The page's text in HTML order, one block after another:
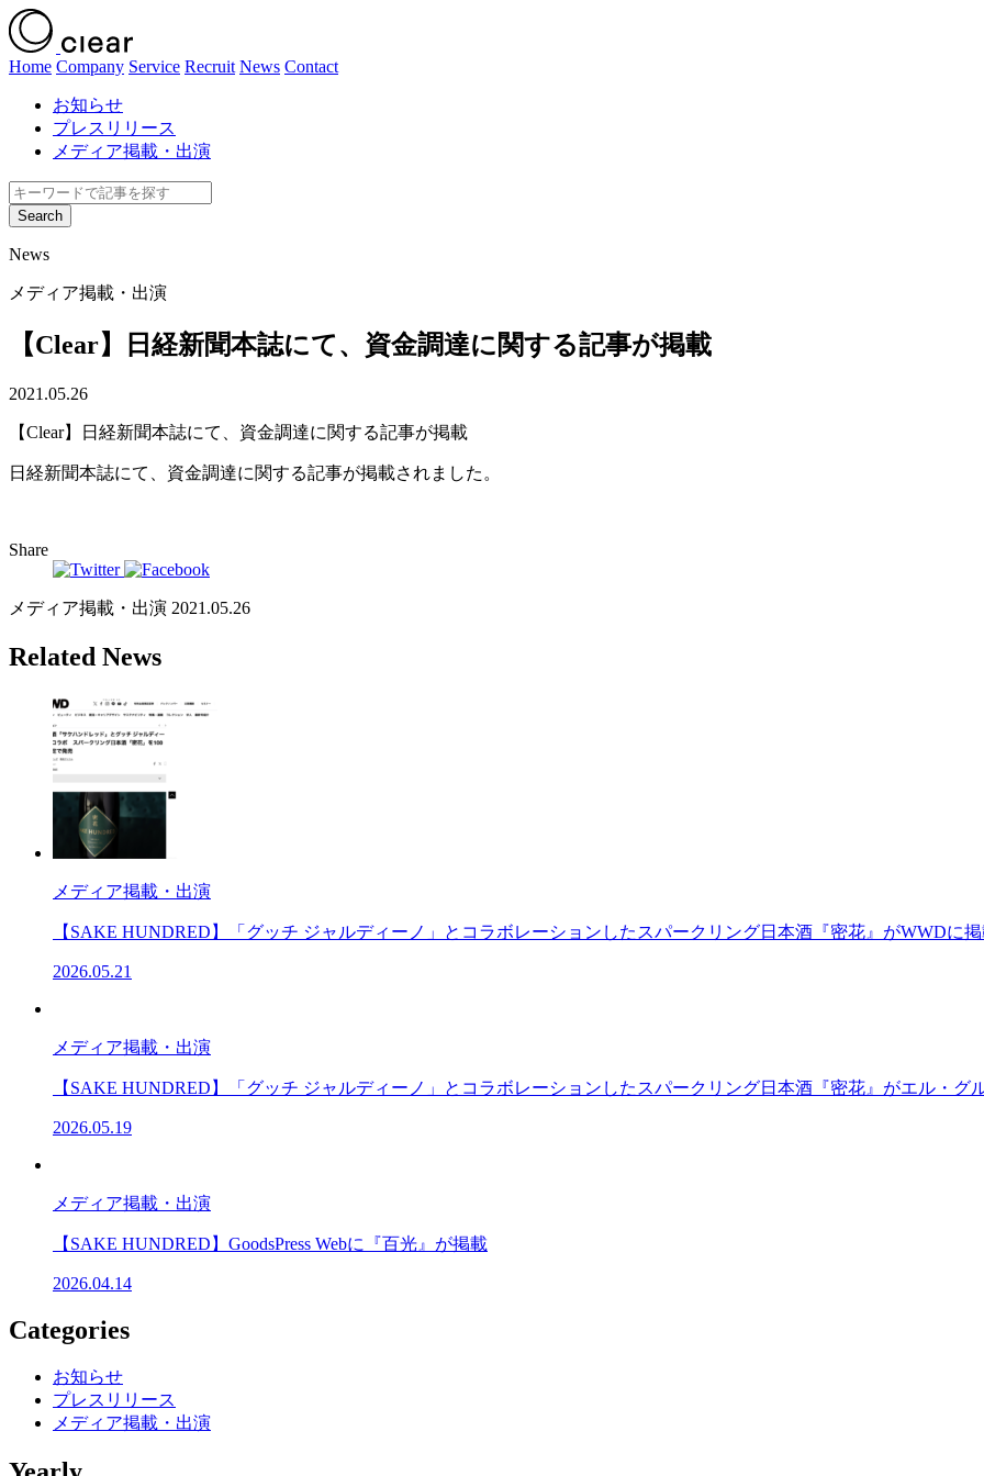
Home Company Service Recruit News Contact
お知らせ
プレスリリース
メディア掲載・出演
News
メディア掲載・出演
【Clear】日経新聞本誌にて、資金調達に関する記事が掲載
2021.05.26
【Clear】日経新聞本誌にて、資金調達に関する記事が掲載
日経新聞本誌にて、資金調達に関する記事が掲載されました。
Share
メディア掲載・出演 2021.05.26
Related News
メディア掲載・出演
【SAKE HUNDRED】「グッチ ジャルディーノ」とコラボレーションしたスパークリング日本酒『密花』がWWDに
2026.05.21
メディア掲載・出演
【SAKE HUNDRED】「グッチ ジャルディーノ」とコラボレーションしたスパークリング日本酒『密花』がエル・グ
2026.05.19
メディア掲載・出演
【SAKE HUNDRED】GoodsPress Webに『百光』が掲載
2026.04.14
Categories
お知らせ
プレスリリース
メディア掲載・出演